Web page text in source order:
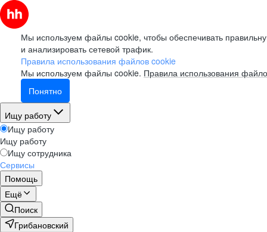
Мы используем файлы cookie, чтобы обеспечивать
и анализировать сетевой трафик.
Правила использования файлов cookie
Мы используем файлы cookie. Правила использования
Понятно
Ищу работу
Ищу работу
Ищу работу
Ищу сотрудника
Сервисы
Помощь
Ещё
Поиск
Грибановский